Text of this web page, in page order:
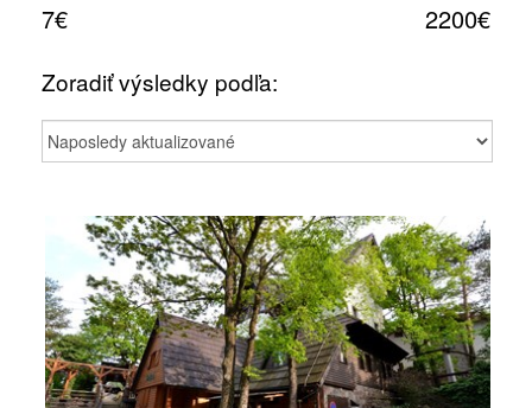
7€ 2200€
Zoradiť výsledky podľa: